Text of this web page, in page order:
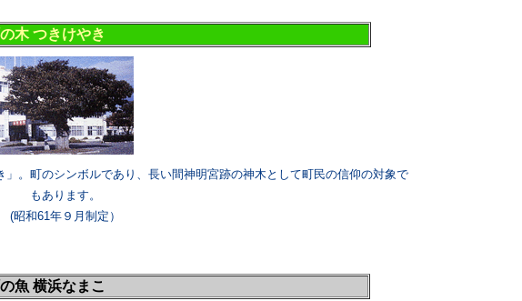
木 つきけやき
。町のシンボルであり、長い間神明宮跡の神木として町民の信仰の対象で
もあります。
(昭和61年９月制定）
魚 横浜なまこ